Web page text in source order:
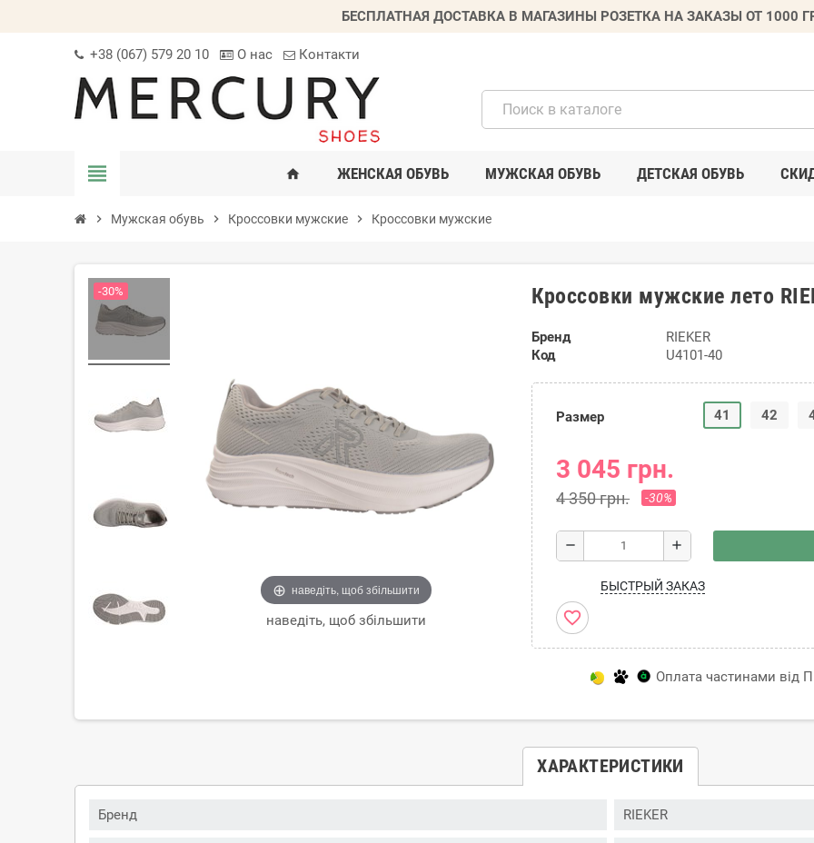
БЕСПЛАТНАЯ ДОСТАВКА В МАГАЗИНЫ РОЗЕТКА НА ЗАКАЗЫ ОТ 1000
+38 (067) 579 20 10 О нас Контакти
view_headline home ЖЕНСКАЯ ОБУВЬ МУЖСКАЯ ОБУВЬ ДЕТСКАЯ ОБУВЬ
chevron_right Мужская обувь chevron_right Кроссовки мужские chevron_right Кроссовки мужские
наведіть, щоб збільшити
наведіть, щоб збільшити
-30% Кроссовки мужские лето
Бренд
RIEKER
Код
U4101-40
Размер 41 42
3 045 грн.
4 350 грн. -30%
remove add
БЫСТРЫЙ ЗАКАЗ
favorite_border
Оплата частинами від
ХАРАКТЕРИСТИКИ
Бренд RIEKER